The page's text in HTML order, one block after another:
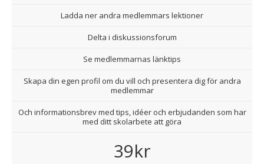
Ladda ner andra medlemmars lektioner
Delta i diskussionsforum
Se medlemmarnas länktips
Skapa din egen profil om du vill och presentera dig för andra
medlemmar
Och informationsbrev med tips, idéer och erbjudanden som har
med ditt skolarbete att göra
39kr